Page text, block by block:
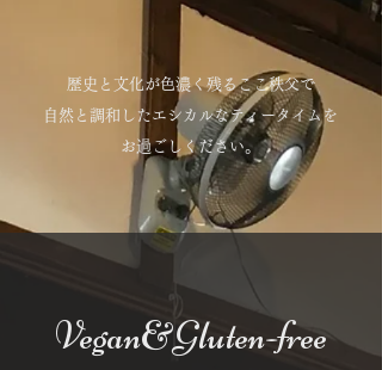
歴史と文化が色濃く残るここ秩父で
自然と調和したエシカルなティータイムを
お過ごしください。
Vegan&Gluten-free